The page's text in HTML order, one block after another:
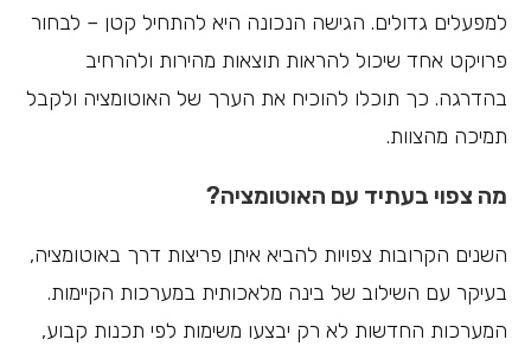
למפעלים גדולים. הגישה הנכונה היא להתחיל קטן – לבחור
פרויקט אחד שיכול להראות תוצאות מהירות ולהרחיב
בהדרגה. כך תוכלו להוכיח את הערך של האוטומציה ולקבל
תמיכה מהצוות.
מה צפוי בעתיד עם האוטומציה?
השנים הקרובות צפויות להביא איתן פריצות דרך באוטומציה,
בעיקר עם השילוב של בינה מלאכותית במערכות הקיימות.
המערכות החדשות לא רק יבצעו משימות לפי תכנות קבוע,